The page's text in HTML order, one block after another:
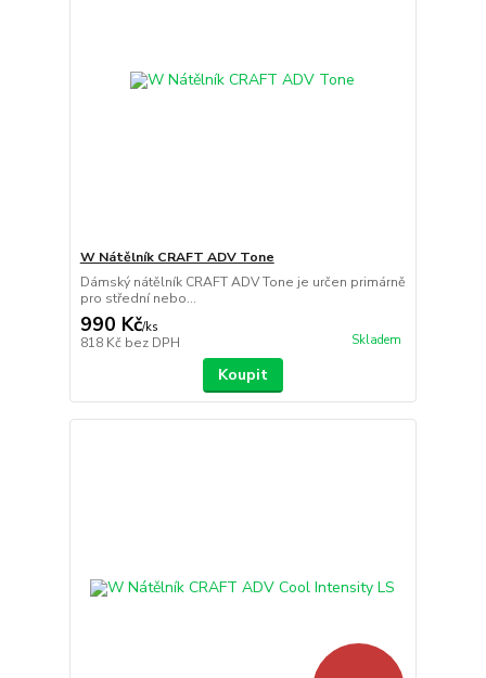
W Nátělník CRAFT ADV Tone
Dámský nátělník CRAFT ADV Tone je určen primárně
pro střední nebo...
990 Kč/ks
818 Kč bez DPH Skladem
Koupit